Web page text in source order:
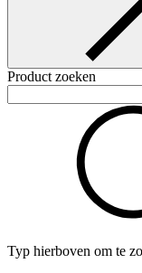
Product zoeken
Typ hierboven om te